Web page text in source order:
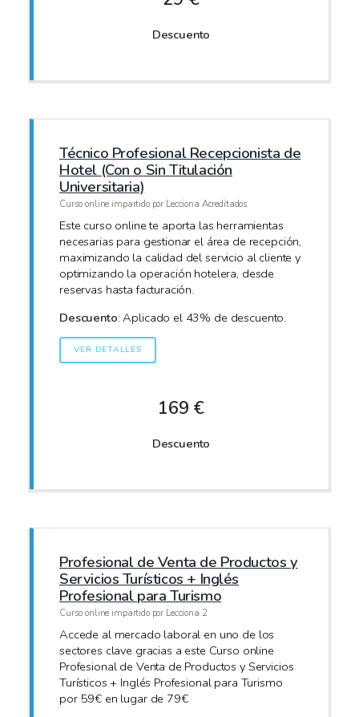
Descuento
Técnico Profesional Recepcionista de
Hotel (Con o Sin Titulación
Universitaria)
Curso online impartido por Lecciona Acreditados
Este curso online te aporta las herramientas
necesarias para gestionar el área de recepción,
maximizando la calidad del servicio al cliente y
optimizando la operación hotelera, desde
reservas hasta facturación.
Descuento: Aplicado el 43% de descuento.
VER DETALLES
169 €
Descuento
Profesional de Venta de Productos y
Servicios Turísticos + Inglés
Profesional para Turismo
Curso online impartido por Lecciona 2
Accede al mercado laboral en uno de los
sectores clave gracias a este Curso online
Profesional de Venta de Productos y Servicios
Turísticos + Inglés Profesional para Turismo
por 59€ en lugar de 79€